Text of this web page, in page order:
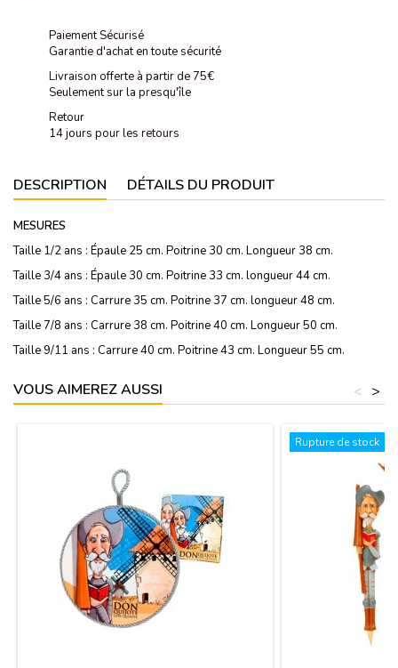
Paiement Sécurisé
Garantie d'achat en toute sécurité
Livraison offerte à partir de 75€
Seulement sur la presqu'île
Retour
14 jours pour les retours
DESCRIPTION DÉTAILS DU PRODUIT
MESURES
Taille 1/2 ans : Épaule 25 cm. Poitrine 30 cm. Longueur 38 cm.
Taille 3/4 ans : Épaule 30 cm. Poitrine 33 cm. longueur 44 cm.
Taille 5/6 ans : Carrure 35 cm. Poitrine 37 cm. longueur 48 cm.
Taille 7/8 ans : Carrure 38 cm. Poitrine 40 cm. Longueur 50 cm.
Taille 9/11 ans : Carrure 40 cm. Poitrine 43 cm. Longueur 55 cm.
VOUS AIMEREZ AUSSI >
<
Rupture de stock